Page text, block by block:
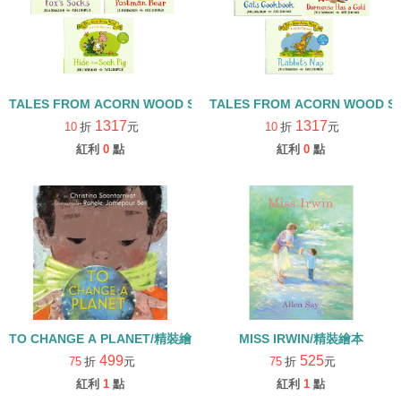
TALES FROM ACORN WOOD STORY COLLECTION 觀察探索組/
10 折 1317元
紅利 0 點
TALES FROM ACORN WOOD
10 折 1317元
紅利 0 點
TO CHANGE A PLANET/精裝繪本
75 折 499元
紅利 1 點
MISS IRWIN/精裝繪本
75 折 525元
紅利 1 點